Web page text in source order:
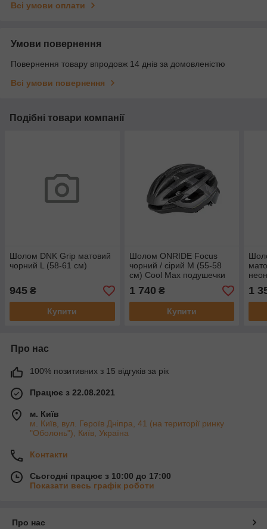
Всі умови оплати
Умови повернення
Повернення товару впродовж 14 днів за домовленістю
Всі умови повернення
Подібні товари компанії
Шолом DNK Grip матовий
чорний L (58-61 см)
945 ₴
Купити
Шолом ONRIDE Focus
чорний / сірий M (55-58
см) Cool Max подушечки
1 740 ₴
Купити
1
Про нас
100% позитивних з 15 відгуків за рік
Працює з 22.08.2021
м. Київ
м. Київ, вул. Героїв Дніпра, 41 (на території ринку
"Оболонь"), Київ, Україна
Контакти
Сьогодні працює з 10:00 до 17:00
Показати весь графік роботи
Про нас